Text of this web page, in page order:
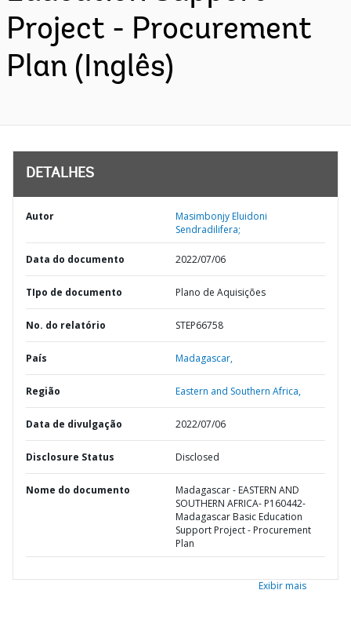
Project - Procurement
Plan (Inglês)
DETALHES
Autor
Masimbonjy Eluidoni
Sendradilifera;
Data do documento 2022/07/06
TIpo de documento Plano de Aquisições
No. do relatório STEP66758
País Madagascar,
Região Eastern and Southern Africa,
Data de divulgação 2022/07/06
Disclosure Status Disclosed
Nome do documento
Madagascar - EASTERN AND
SOUTHERN AFRICA- P160442-
Madagascar Basic Education
Support Project - Procurement
Plan
Exibir mais